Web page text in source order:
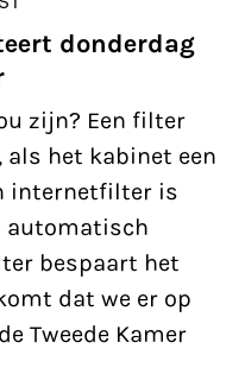
donderdag
zijn? Een filter
het kabinet een
internetfilter is
automatisch
bespaart het
dat we er op
Tweede Kamer